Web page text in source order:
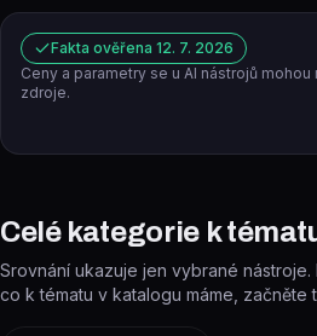
Fakta ověřena 12. 7. 2026
Ceny a parametry se u AI nástrojů
zdroje.
Celé kategorie k
Srovnání ukazuje jen vybrané
co k tématu v katalogu máme, začněte